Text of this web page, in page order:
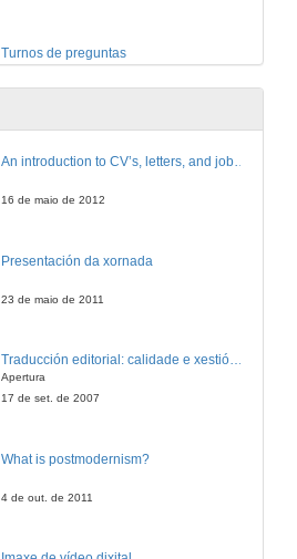
Turnos de preguntas
12 de mar. de 2010
Intervención de Iago Varela
An introduction to CV’s, letters, and job searching
16 de maio de 2012
Presentación da xornada
23 de maio de 2011
Traducción editorial: calidade e xestión de proxectos
Apertura
17 de set. de 2007
What is postmodernism?
4 de out. de 2011